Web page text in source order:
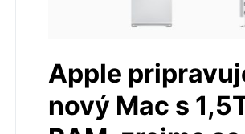
Apple
nový Mac s